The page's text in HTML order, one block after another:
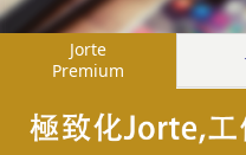
Jorte
Premium